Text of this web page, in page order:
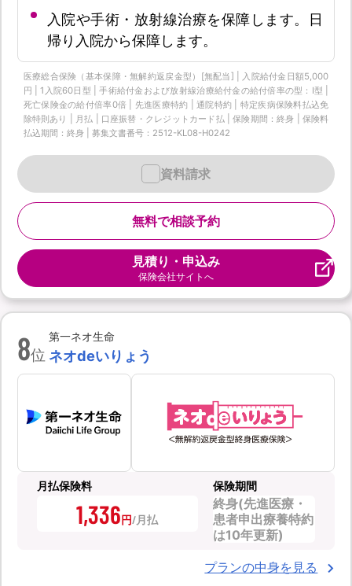
入院や手術・放射線治療を保障します。日
帰り入院から保障します。
医療総合保険（基本保障・無解約返戻金型）[無配当] | 入院給付金日額5,000
円 | 1入院60日型 | 手術給付金および放射線治療給付金の給付倍率の型：I型 |
死亡保険金の給付倍率0倍 | 先進医療特約 | 通院特約 | 特定疾病保険料払込免
除特則あり | 月払 | 口座振替・クレジットカード払 | 保険期間：終身 | 保険料
払込期間：終身 | 募集文書番号：2512-KL08-H0242
無料で相談予約
資料請求
見積り・申込み
保険会社サイトへ
8位
第一ネオ生命
ネオdeいりょう
月払保険料
1,336円
保険期間
終身(先進医療・
患者申出療養特約
は10年更新)
プランの中身を見る